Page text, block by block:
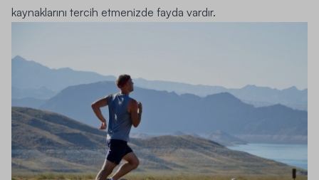
kaynaklarını tercih etmenizde fayda vardır.